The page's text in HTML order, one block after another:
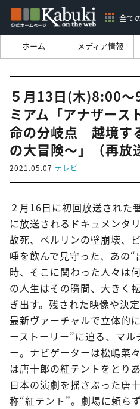
全て
ホーム メディア情報
５月13日(木)8:00
ミアム「アナザー
命の分岐点 越境す
の大冒険～」（再放
2021.05.07 テレビ
２月16日に初回放送された
に放送されるドキュメンタ
故死、ベルリンの壁崩壊、
唾を飲んで見守った、あの
時、そこに関わった人々は
の人生はその瞬間、大きく
ぎ出す。残された映像や決
最新ヴァーチャルで立体的
ーストーリー”に迫る、マ
ー。ナビゲーターは松嶋菜
は唐十郎の紅テントをとり
日本の演劇を揺さぶった唐
称“紅テント”。劇場に頼ら